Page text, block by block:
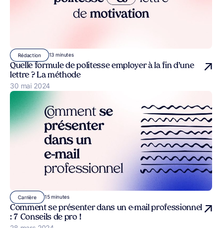
Rédaction 13 minutes
Quelle formule de politesse employer à la fin d’une
lettre ? La méthode
Publié le
30 mai 2024
Carrière 15 minutes
Comment se présenter dans un e-mail professionnel
: 7 Conseils de pro !